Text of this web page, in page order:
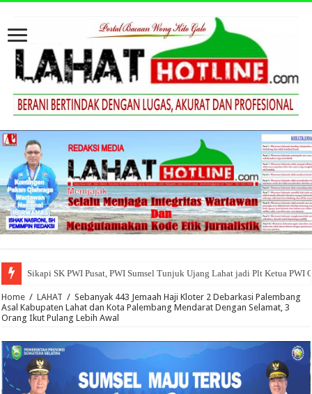
Sikapi SK PWI Pusat, PWI Sumsel Tunjuk Ujang Lahat jadi Plt Ketua PWI
Home / LAHAT / Sebanyak 443 Jemaah Haji Kloter 2 Debarkasi Palembang
Asal Kabupaten Lahat dan Kota Palembang Mendarat Dengan Selamat, 3
Orang Ikut Pulang Lebih Awal